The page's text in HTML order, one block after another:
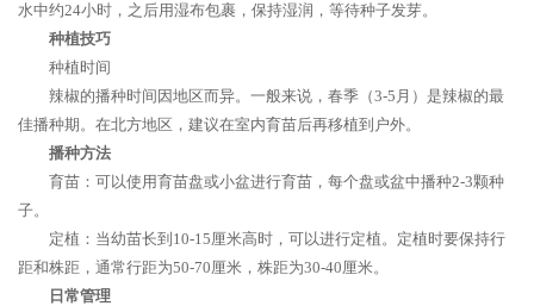
水中约24小时，之后用湿布包裹，保持湿润，等待种子发芽。
种植技巧
种植时间
辣椒的播种时间因地区而异。一般来说，春季（3-5月）是辣椒的最
佳播种期。在北方地区，建议在室内育苗后再移植到户外。
播种方法
育苗：可以使用育苗盘或小盆进行育苗，每个盘或盆中播种2-3颗种
子。
定植：当幼苗长到10-15厘米高时，可以进行定植。定植时要保持行
距和株距，通常行距为50-70厘米，株距为30-40厘米。
日常管理